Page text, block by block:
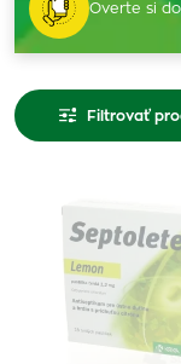
Overte si
Filtrovať